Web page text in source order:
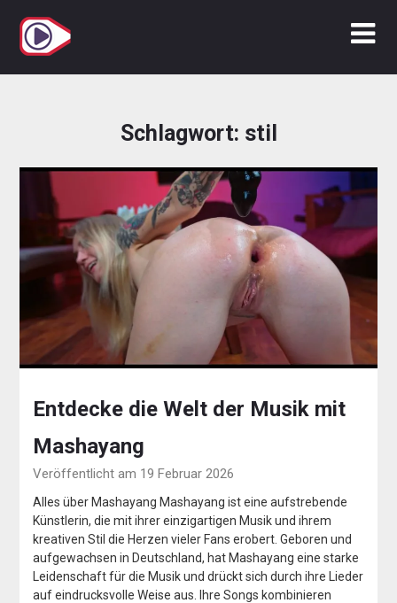
Inhalt
springen
Schlagwort: stil
Entdecke die Welt der Musik mit
Mashayang
Veröffentlicht am 19 Februar 2026
Alles über Mashayang Mashayang ist eine aufstrebende
Künstlerin, die mit ihrer einzigartigen Musik und ihrem
kreativen Stil die Herzen vieler Fans erobert. Geboren und
aufgewachsen in Deutschland, hat Mashayang eine starke
Leidenschaft für die Musik und drückt sich durch ihre Lieder
auf eindrucksvolle Weise aus. Ihre Songs kombinieren